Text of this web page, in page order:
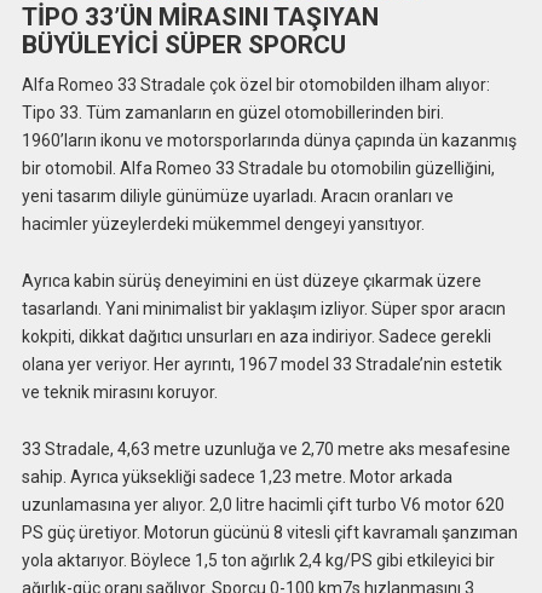
TİPO 33’ÜN MİRASINI TAŞIYAN
BÜYÜLEYİCİ SÜPER SPORCU
Alfa Romeo 33 Stradale çok özel bir otomobilden ilham alıyor:
Tipo 33. Tüm zamanların en güzel otomobillerinden biri.
1960’ların ikonu ve motorsporlarında dünya çapında ün kazanmış
bir otomobil. Alfa Romeo 33 Stradale bu otomobilin güzelliğini,
yeni tasarım diliyle günümüze uyarladı. Aracın oranları ve
hacimler yüzeylerdeki mükemmel dengeyi yansıtıyor.
Ayrıca kabin sürüş deneyimini en üst düzeye çıkarmak üzere
tasarlandı. Yani minimalist bir yaklaşım izliyor. Süper spor aracın
kokpiti, dikkat dağıtıcı unsurları en aza indiriyor. Sadece gerekli
olana yer veriyor. Her ayrıntı, 1967 model 33 Stradale’nin estetik
ve teknik mirasını koruyor.
33 Stradale, 4,63 metre uzunluğa ve 2,70 metre aks mesafesine
sahip. Ayrıca yüksekliği sadece 1,23 metre. Motor arkada
uzunlamasına yer alıyor. 2,0 litre hacimli çift turbo V6 motor 620
PS güç üretiyor. Motorun gücünü 8 vitesli çift kavramalı şanzıman
yola aktarıyor. Böylece 1,5 ton ağırlık 2,4 kg/PS gibi etkileyici bir
ağırlık-güç oranı sağlıyor. Sporcu 0-100 km7s hızlanmasını 3